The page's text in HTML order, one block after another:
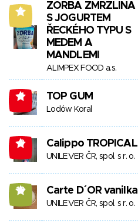
5
ZORBA ZMRZLINA
S JOGURTEM
ŘECKÉHO TYPU S
MEDEM A
MANDLEMI
ALIMPEX FOOD a.s.
-1 TOP GUM
Lodów Koral
-3 Calippo TROPICAL
UNILEVER ČR, spol. s r. o.
10 Carte D´OR vanilka
UNILEVER ČR, spol. s r. o.